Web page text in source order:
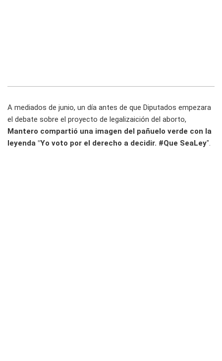
A mediados de junio, un día antes de que Diputados empezara
el debate sobre el proyecto de legalizaición del aborto,
Mantero compartió una imagen del pañuelo verde con la
leyenda "Yo voto por el derecho a decidir. #Que SeaLey".